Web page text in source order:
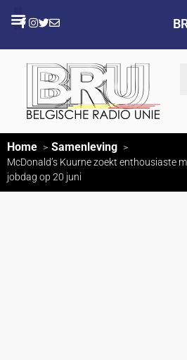
Home Samenleving
McDonald’s Kuurne zoekt enthousiaste
jobdag op 20 juni